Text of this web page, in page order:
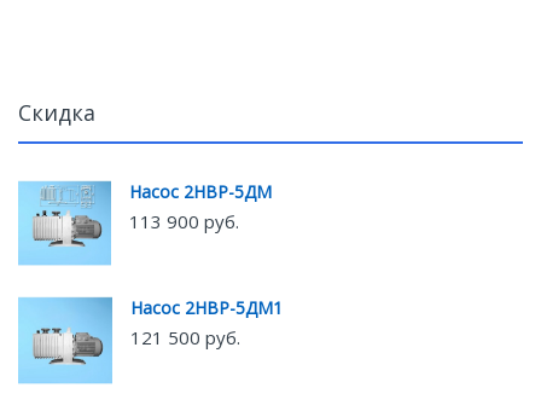
Скидка
Насос 2НВР-5ДМ
113 900 руб.
Насос 2НВР-5ДМ1
121 500 руб.